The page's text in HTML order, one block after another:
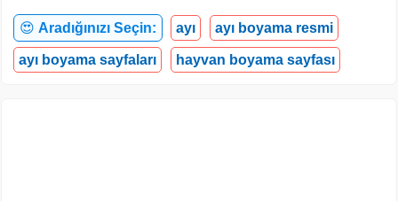
😍 Aradığınızı Seçin: ayı ayı boyama resmi
ayı boyama sayfaları hayvan boyama sayfası